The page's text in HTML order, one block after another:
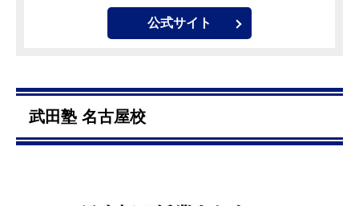
公式サイト
武田塾 名古屋校